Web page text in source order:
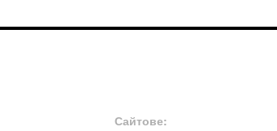
Сайтове: